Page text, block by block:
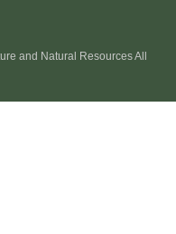
and Natural Resources All